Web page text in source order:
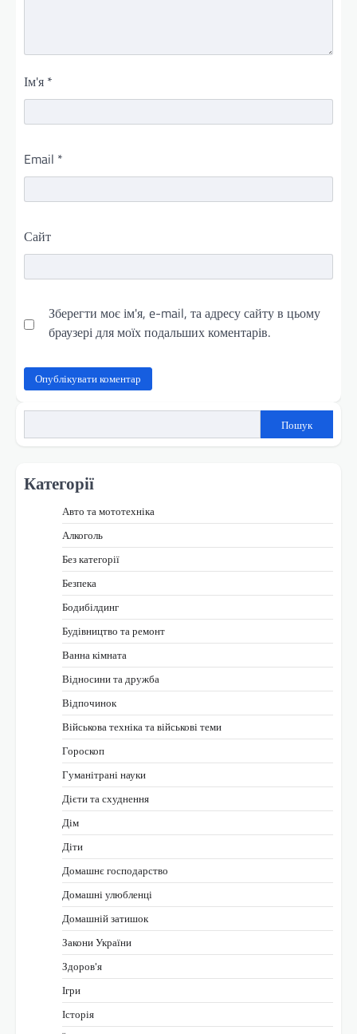
Ім'я *
Email *
Сайт
Зберегти моє ім'я, e-mail, та адресу сайту в цьому
браузері для моїх подальших коментарів.
Пошук
Категорії
Авто та мототехніка
Алкоголь
Без категорії
Безпека
Бодибілдинг
Будівництво та ремонт
Ванна кімната
Відносини та дружба
Відпочинок
Військова техніка та військові теми
Гороскоп
Гуманітрані науки
Дієти та схуднення
Дім
Діти
Домашнє господарство
Домашні улюбленці
Домашній затишок
Закони України
Здоров'я
Ігри
Історія